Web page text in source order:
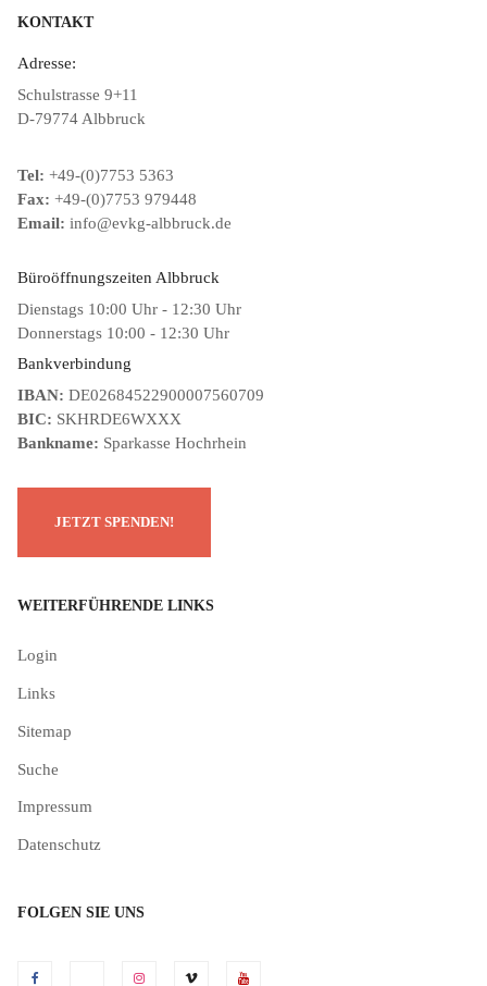
KONTAKT
Adresse:
Schulstrasse 9+11
D-79774 Albbruck
Tel: +49-(0)7753 5363
Fax: +49-(0)7753 979448
Email: info@evkg-albbruck.de
Büroöffnungszeiten Albbruck
Dienstags 10:00 Uhr - 12:30 Uhr
Donnerstags 10:00 - 12:30 Uhr
Bankverbindung
IBAN: DE02684522900007560709
BIC: SKHRDE6WXXX
Bankname: Sparkasse Hochrhein
WEITERFÜHRENDE LINKS
Login
Links
Sitemap
Suche
Impressum
Datenschutz
FOLGEN SIE UNS